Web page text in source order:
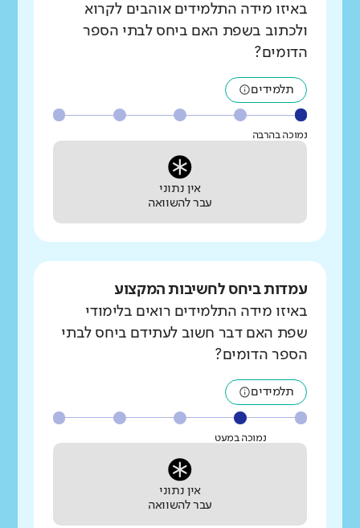
באיזו מידה התלמידים אוהבים לקרוא
ולכתוב בשפת האם ביחס לבתי הספר
הדומים?
תלמידים
נמוכה בהרבה
אין נתוני
עבר להשוואה
עמדות ביחס לחשיבות המקצוע
באיזו מידה התלמידים רואים בלימודי
שפת האם דבר חשוב לעתידם ביחס לבתי
הספר הדומים?
תלמידים
נמוכה במעט
אין נתוני
עבר להשוואה